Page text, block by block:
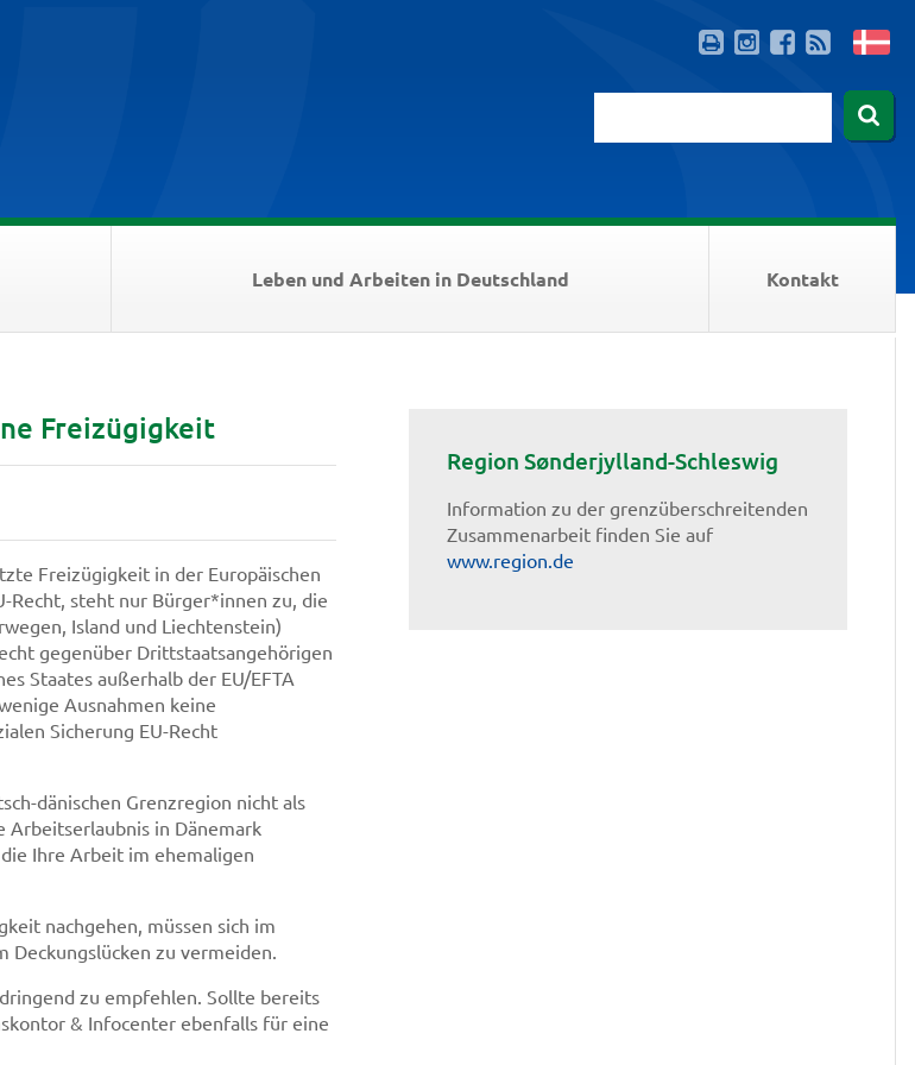
Leben und Arbeiten in Deutschland Kontakt
Freizügigkeit
Freizügigkeit in der Europäischen
Recht, steht nur Bürger*innen zu, die
Island und Liechtenstein)
gegenüber Drittstaatsangehörigen
Staates außerhalb der EU/EFTA
Ausnahmen keine
Sicherung EU-Recht
dänischen Grenzregion nicht als
Arbeitserlaubnis in Dänemark
Ihre Arbeit im ehemaligen
nachgehen, müssen sich im
Deckungslücken zu vermeiden.
zu empfehlen. Sollte bereits
& Infocenter ebenfalls für eine
Region Sønderjylland-Schleswig
Information zu der grenzüberschreitenden
Zusammenarbeit finden Sie auf
www.region.de